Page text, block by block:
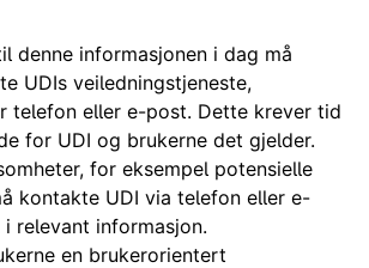
denne informasjonen i dag må
UDIs veiledningstjeneste,
telefon eller e-post. Dette krever tid
for UDI og brukerne det gjelder.
for eksempel potensielle
kontakte UDI via telefon eller e-
relevant informasjon.
en brukerorientert